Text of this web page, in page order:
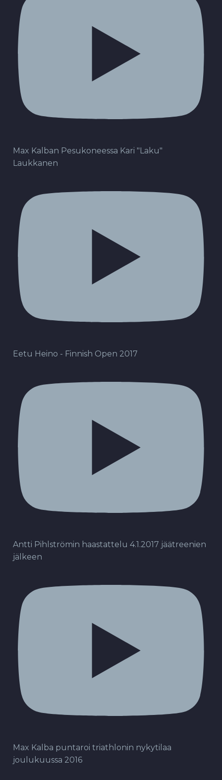
Max Kalban Pesukoneessa Kari "Laku"
Laukkanen
Eetu Heino - Finnish Open 2017
Antti Pihlströmin haastattelu 4.1.2017 jäätreenien
jälkeen
Max Kalba puntaroi triathlonin nykytilaa
joulukuussa 2016